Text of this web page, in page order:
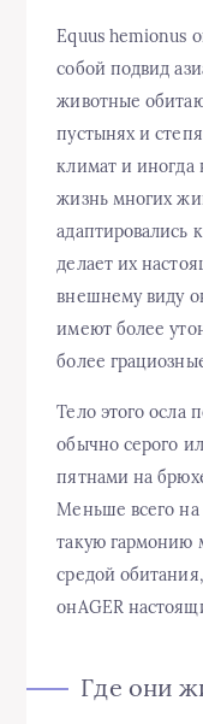
Equus hemionus
собой подвид
животные
пустынях и
климат и иногда
жизнь многих
адаптировались
делает их
внешнему виду
имеют более
более
Тело этого осла
обычно серого
пятнами на
Меньше всего на
такую гармонию
средой
онAGER
Где они